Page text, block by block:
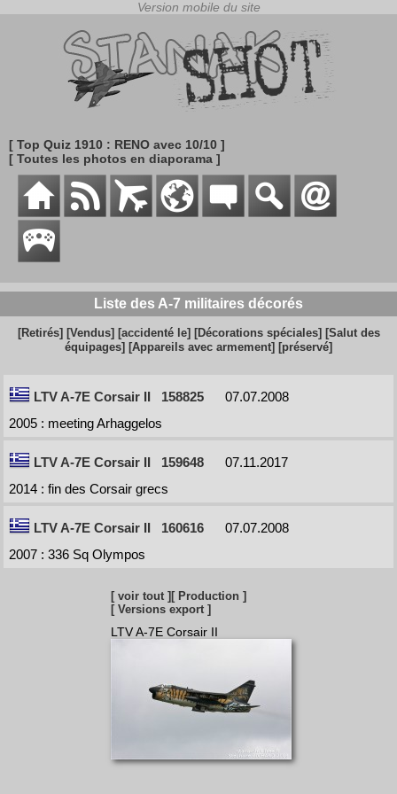
[ Top Quiz 1910 : RENO avec 10/10 ]
[ Toutes les photos en diaporama ]
Liste des A-7 militaires décorés
[Retirés] [Vendus] [accidenté le] [Décorations spéciales] [Salut des
équipages] [Appareils avec armement] [préservé]
LTV A-7E Corsair II 158825
07.07.2008
2005 : meeting Arhaggelos
LTV A-7E Corsair II 159648
07.11.2017
2014 : fin des Corsair grecs
LTV A-7E Corsair II 160616
07.07.2008
2007 : 336 Sq Olympos
[ voir tout ] [ Production ]
[ Versions export ]
LTV A-7E Corsair II